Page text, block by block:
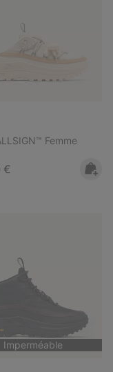
Femme
price:
€
Imperméable